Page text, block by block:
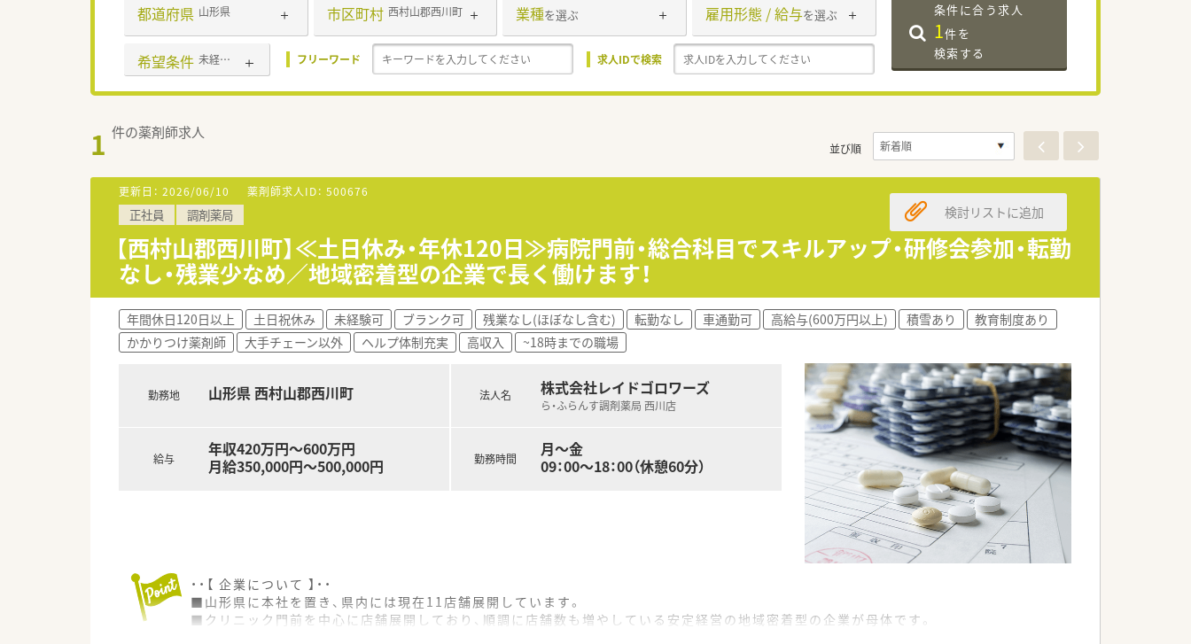
都道府県 山形県 市区町村 西村山郡西川町 業種を選ぶ 雇用形態 / 給与を選ぶ
希望条件 未経験可 フリーワード 求人IDで検索
条件に合う求人
1件を
検索する
1 件の薬剤師求人
並び順
更新日： 2026/06/10 薬剤師求人ID： 500676
正社員 調剤薬局
【西村山郡西川町】≪土日休み・年休120日≫病院門前・総合科目でスキルアップ・研修会参加・転勤
なし・残業少なめ／地域密着型の企業で長く働けます！
検討リストに追加
年間休日120日以上 土日祝休み 未経験可 ブランク可 残業なし(ほぼなし含む) 転勤なし 車通勤可 高給与(600万円以上) 積雪あり
教育制度あり
かかりつけ薬剤師
大手チェーン以外 ヘルプ体制充実 高収入 ~18時までの職場
勤務地 山形県 西村山郡西川町
給与
年収420万円～600万円
月給350,000円～500,000円
法人名 株式会社レイドゴロワーズ
ら・ふらんす調剤薬局 西川店
勤務時間
月～金
09：00～18：00（休憩60分）
・・【 企業について 】・・
■山形県に本社を置き、県内には現在11店舗展開しています。
■クリニック門前を中心に店舗展開しており、順調に店舗数も増やしている安定経営の地域密着型の企業が母体です。